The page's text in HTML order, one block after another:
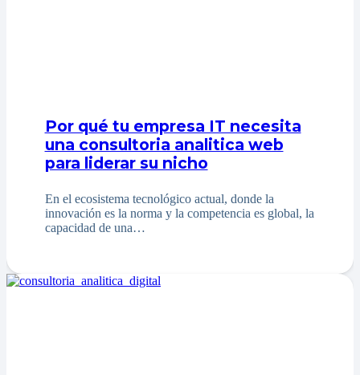
Por qué tu empresa IT necesita
una consultoria analitica web
para liderar su nicho
En el ecosistema tecnológico actual, donde la
innovación es la norma y la competencia es global, la
capacidad de una…